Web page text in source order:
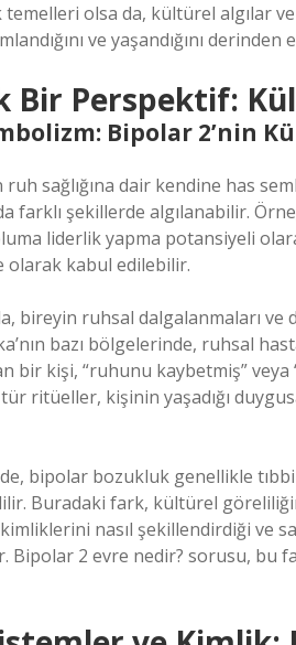
temelleri olsa da, kültürel algılar
ve yaşandığını derinden
Bir Perspektif:
Bipolar 2’nin
sağlığına dair kendine has
farklı şekillerde algılanabilir.
liderlik yapma potansiyeli
olarak kabul edilebilir.
bireyin ruhsal dalgalanmaları ve
bazı bölgelerinde, ruhsal
bir kişi, “ruhunu kaybetmiş”
ritüeller, kişinin yaşadığı
bipolar bozukluk genellikle
Buradaki fark, kültürel
nasıl şekillendirdiği ve
Bipolar 2 evre nedir? sorusu, bu